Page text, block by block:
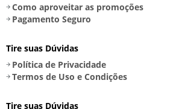
Como aproveitar as promoções
Pagamento Seguro
Tire suas Dúvidas
Política de Privacidade
Termos de Uso e Condições
Tire suas Dúvidas